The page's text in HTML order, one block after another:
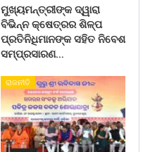
ମୁଖ୍ୟମନ୍ତ୍ରୀଙ୍କ ଦ୍ୱାରା
ବିଭିନ୍ନ କ୍ଷେତ୍ରର ଶିଳ୍ପ
ପ୍ରତିନିଧିମାନଙ୍କ ସହିତ ନିବେଶ
ସମ୍ପ୍ରସାରଣ…
ରାଜନୀତି